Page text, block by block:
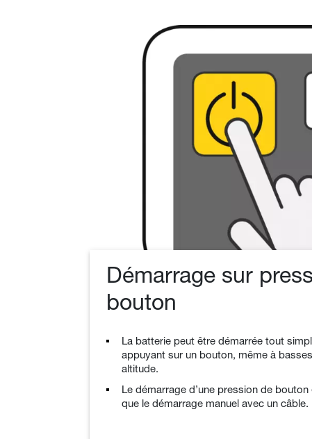
Démarrage sur
bouton
La batterie peut être démarrée tout
appuyant sur un bouton, même à
altitude.
Le démarrage d’une pression de
que le démarrage manuel avec un câble.